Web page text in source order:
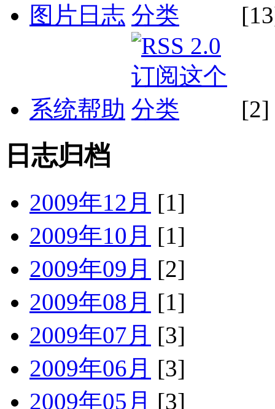
图片日志
系统帮助 [2]
日志归档
2009年12月 [1]
2009年10月 [1]
2009年09月 [2]
2009年08月 [1]
2009年07月 [3]
2009年06月 [3]
2009年05月 [3]